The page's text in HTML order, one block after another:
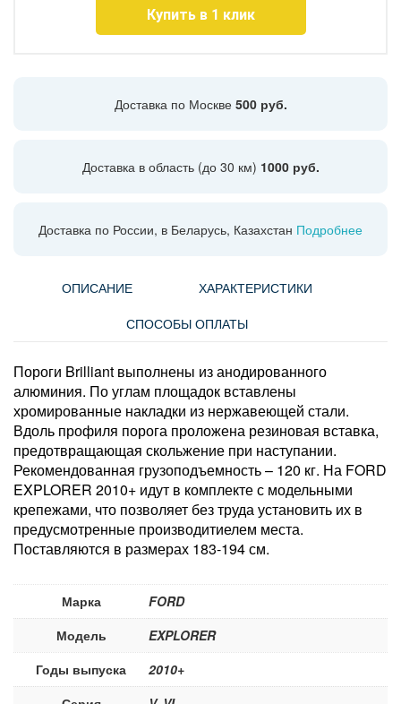
Купить в 1 клик
Доставка по Москве 500 руб.
Доставка в область (до 30 км) 1000 руб.
Доставка по России, в Беларусь, Казахстан Подробнее
ОПИСАНИЕ
ХАРАКТЕРИСТИКИ
СПОСОБЫ ОПЛАТЫ
Пороги Brilliant выполнены из анодированного
алюминия. По углам площадок вставлены
хромированные накладки из нержавеющей стали.
Вдоль профиля порога проложена резиновая вставка,
предотвращающая скольжение при наступании.
Рекомендованная грузоподъемность – 120 кг. На FORD
EXPLORER 2010+ идут в комплекте с модельными
крепежами, что позволяет без труда установить их в
предусмотренные производитиелем места.
Поставляются в размерах 183-194 см.
Марка
FORD
Модель
EXPLORER
Годы выпуска
2010+